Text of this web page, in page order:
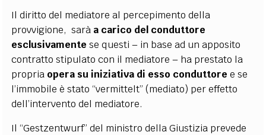
Il diritto del mediatore al percepimento della
provvigione, sarà a carico del conduttore
esclusivamente se questi – in base ad un apposito
contratto stipulato con il mediatore – ha prestato la
propria opera su iniziativa di esso conduttore e se
l’immobile è stato “vermittelt” (mediato) per effetto
dell’intervento del mediatore.
Il “Gestzentwurf” del ministro della Giustizia prevede